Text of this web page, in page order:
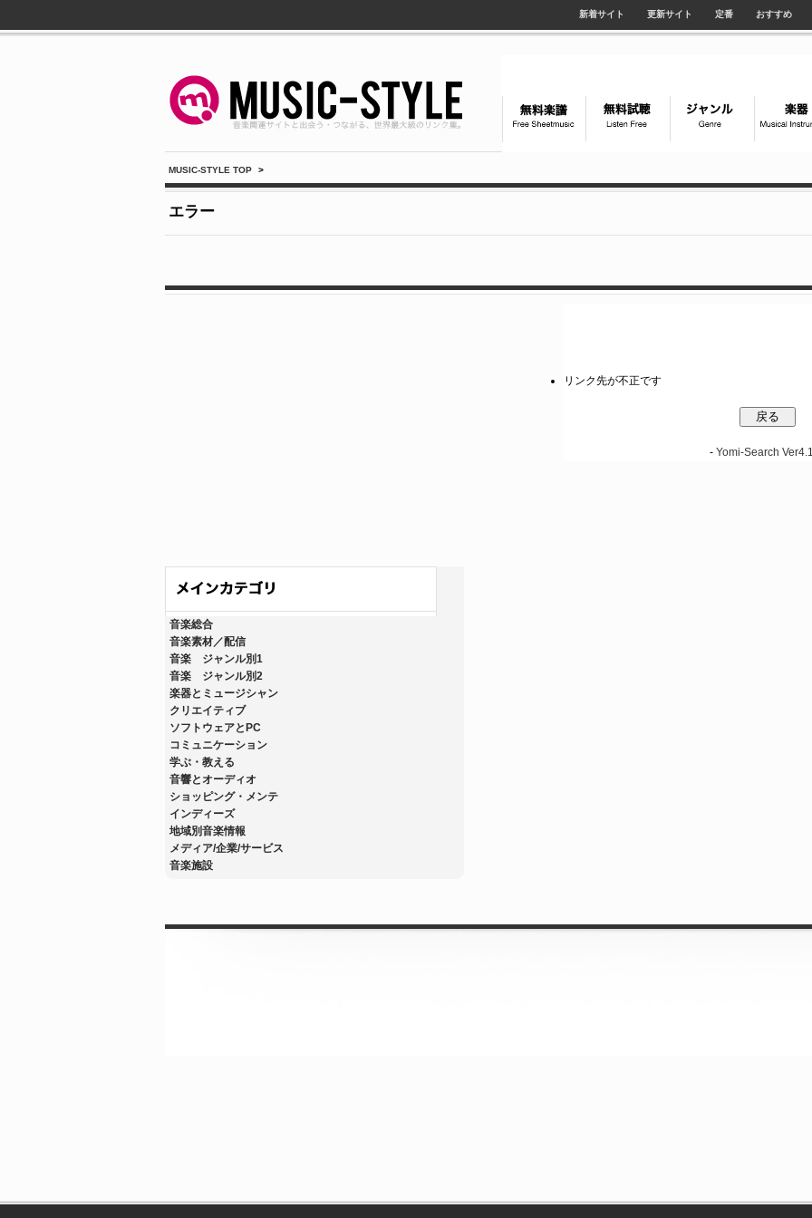
新着サイト 更新サイト 定番 おすすめ
MUSIC-STYLE TOP >
エラー
音楽総合
音楽素材／配信
音楽 ジャンル別1
音楽 ジャンル別2
楽器とミュージシャン
クリエイティブ
ソフトウェアとPC
コミュニケーション
学ぶ・教える
音響とオーディオ
ショッピング・メンテ
インディーズ
地域別音楽情報
メディア/企業/サービス
音楽施設
リンク先が不正です
- Yomi-Search